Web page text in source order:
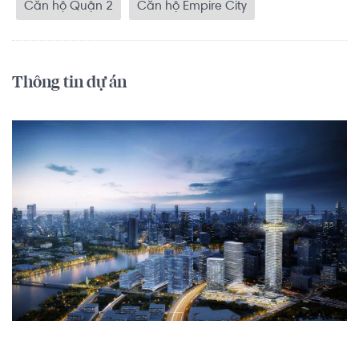
Căn hộ Quận 2 Căn hộ Empire City
Thông tin dự án